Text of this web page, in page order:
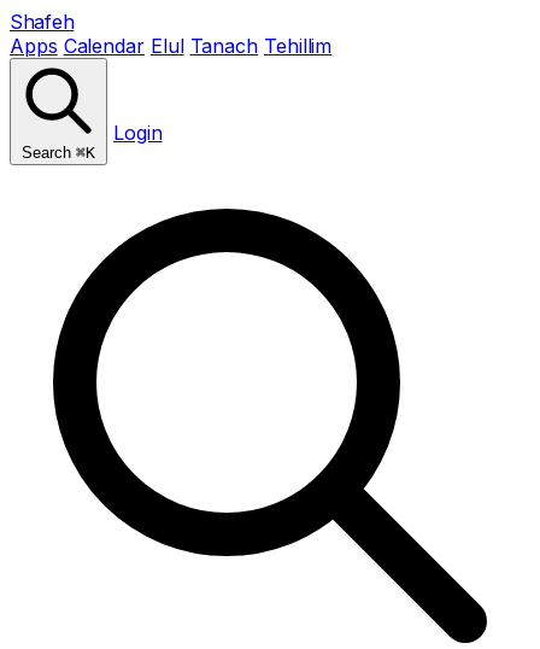
Shafeh
Apps Calendar Elul Tanach Tehillim
Search ⌘K
Login